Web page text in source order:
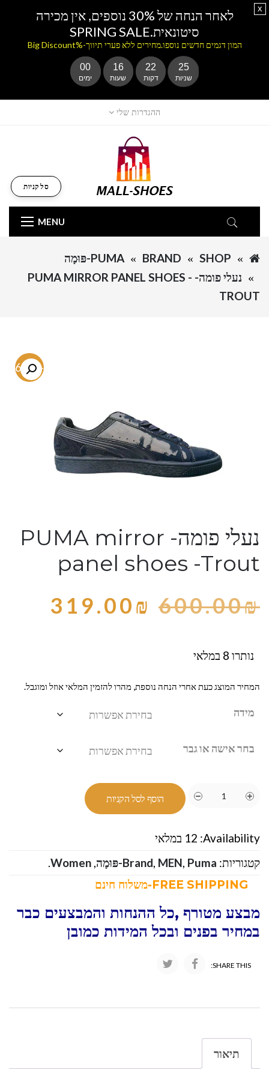
ההגדרות שלי
MENU
סל קניות
SHOP
BRAND
PUMA-פּוּמָה
נעלי פומה- PUMA MIRROR PANEL SHOES -
TROUT
-46.8%
נעלי פומה- PUMA mirror
panel shoes -Trout
600.00₪
319.00₪
נותרו 8 במלאי
המחיר המוצג כעת אחרי הנחה נוספת, מהרו להזמין המלאי אוזל ומוגבל.
מידה
בחר אישה או גבר
הוסף לסל הקניות
Availability: 12 במלאי
קטגוריות:
Brand, MEN, Puma-פּוּמָה ,
Women
.
מבצע מטורף ,כל ההנחות והמבצעים כבר
במחיר בפנים ובכל המידות כמובן
SHARE THIS:
תיאור
לאחר הנחה של 30% נוספים, אין מכירה
סיטונאית.SPRING SALE
המון דגמים חדשים נוספו.מחירים ללא פערי תיווך-%Big Discount
00
ימים
16
שעות
22
דקות
25
שניות
x